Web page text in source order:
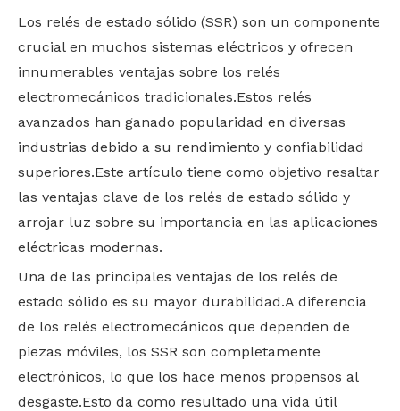
Los relés de estado sólido (SSR) son un componente
crucial en muchos sistemas eléctricos y ofrecen
innumerables ventajas sobre los relés
electromecánicos tradicionales.Estos relés
avanzados han ganado popularidad en diversas
industrias debido a su rendimiento y confiabilidad
superiores.Este artículo tiene como objetivo resaltar
las ventajas clave de los relés de estado sólido y
arrojar luz sobre su importancia en las aplicaciones
eléctricas modernas.
Una de las principales ventajas de los relés de
estado sólido es su mayor durabilidad.A diferencia
de los relés electromecánicos que dependen de
piezas móviles, los SSR son completamente
electrónicos, lo que los hace menos propensos al
desgaste.Esto da como resultado una vida útil